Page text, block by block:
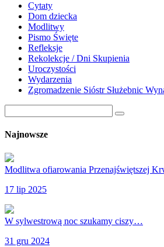
Cytaty
Dom dziecka
Modlitwy
Pismo Święte
Refleksje
Rekolekcje / Dni Skupienia
Uroczystości
Wydarzenia
Zgromadzenie Sióstr Służebnic
Najnowsze
Modlitwa ofiarowania Przenajświętszej
17 lip 2025
W sylwestrową noc szukamy ciszy…
31 gru 2024